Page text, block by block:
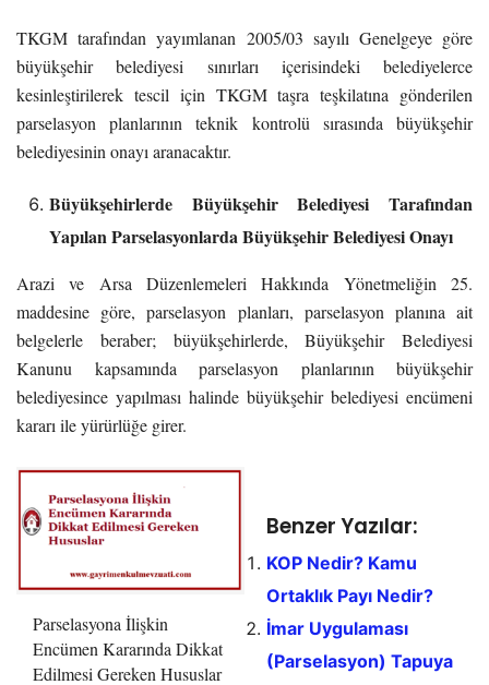
TKGM tarafından yayımlanan 2005/03 sayılı Genelgeye göre
büyükşehir belediyesi sınırları içerisindeki belediyelerce
kesinleştirilerek tescil için TKGM taşra teşkilatına gönderilen
parselasyon planlarının teknik kontrolü sırasında büyükşehir
belediyesinin onayı aranacaktır.
Büyükşehirlerde Büyükşehir Belediyesi Tarafından
Yapılan Parselasyonlarda Büyükşehir Belediyesi Onayı
Arazi ve Arsa Düzenlemeleri Hakkında Yönetmeliğin 25.
maddesine göre, parselasyon planları, parselasyon planına ait
belgelerle beraber; büyükşehirlerde, Büyükşehir Belediyesi
Kanunu kapsamında parselasyon planlarının büyükşehir
belediyesince yapılması halinde büyükşehir belediyesi encümeni
kararı ile yürürlüğe girer.
Parselasyona İlişkin
Encümen Kararında Dikkat
Edilmesi Gereken Hususlar
Benzer Yazılar:
KOP Nedir? Kamu
Ortaklık Payı Nedir?
İmar Uygulaması
(Parselasyon) Tapuya